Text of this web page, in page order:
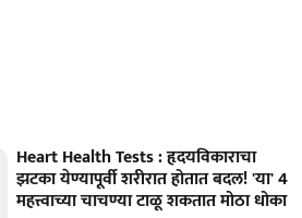
Heart Health Tests : हृदयविकाराचा
झटका येण्यापूर्वी शरीरात होतात बदल! 'या' 4
महत्त्वाच्या चाचण्या टाळू शकतात मोठा धोका